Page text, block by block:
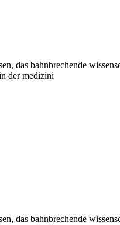
bahnbrechende
der medizini
bahnbrechende